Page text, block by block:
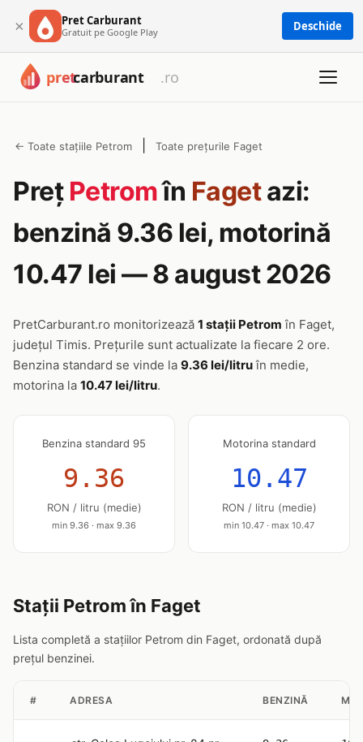
× Pret Carburant
Gratuit pe Google Play Deschide
← Toate stațiile Petrom Toate prețurile Faget
Preț Petromîn Fagetazi:
benzină 9.36 lei, motorină
10.47 lei — 8 august 2026
PretCarburant.ro monitorizează 1 stații Petrom în Faget,
județul Timis. Prețurile sunt actualizate la fiecare 2 ore.
Benzina standard se vinde la 9.36 lei/litruîn medie,
motorina la 10.47 lei/litru.
Benzina standard 95
9.36
RON / litru (medie)
min 9.36 · max 9.36
Motorina standard
10.47
RON / litru (medie)
min 10.47 · max 10.47
Stații Petrom în Faget
Lista completă a stațiilor Petrom din Faget, ordonată după
prețul benzinei.
# ADRESA BENZINĂ